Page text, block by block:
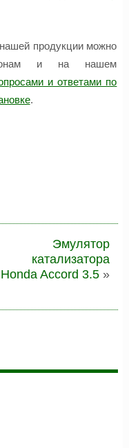
продукции можно
и на нашем
и ответами по
.
Эмулятор
катализатора
Honda Accord 3.5»